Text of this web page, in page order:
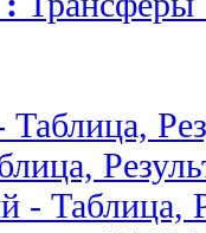
- Таблица,